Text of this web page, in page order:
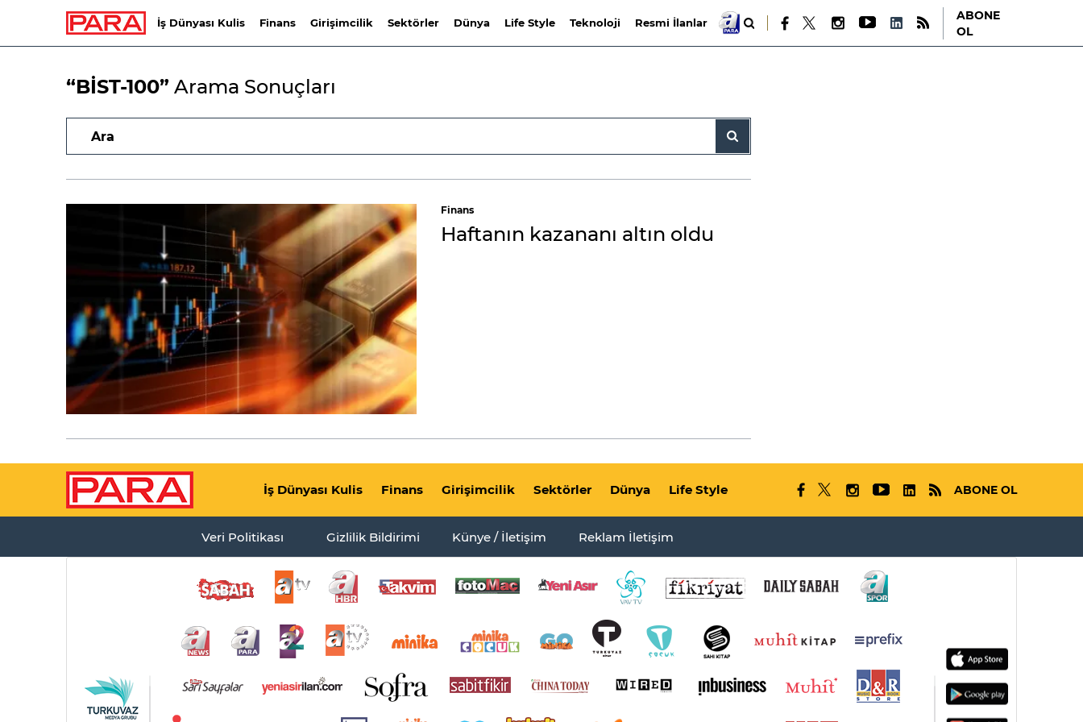
İş Dünyası Kulis Finans Girişimcilik Sektörler Dünya Life Style Teknoloji Resmi İlanlar
ABONE
OL
“BİST-100” Arama Sonuçları
Finans
Haftanın kazananı altın oldu
İş Dünyası Kulis Finans Girişimcilik Sektörler Dünya Life Style ABONE OL
Veri Politikası Gizlilik Bildirimi Künye / İletişim Reklam İletişim